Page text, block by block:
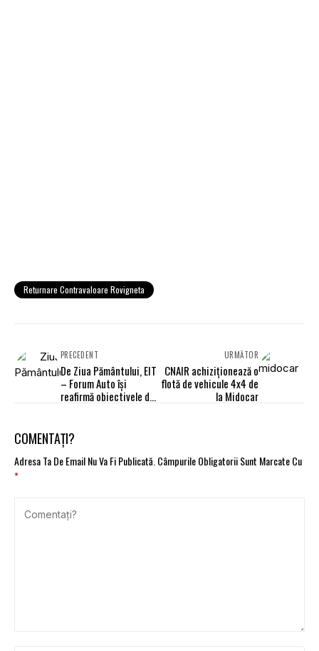
Returnare Contravaloare Rovigneta
PRECEDENT
De Ziua Pământului, EIT
– Forum Auto își
reafirmă obiectivele de
URMĂTOR
CNAIR achiziţionează o
flotă de vehicule 4x4 de
la Midocar
COMENTAȚI?
Adresa Ta De Email Nu Va Fi Publicată.Câmpurile Obligatorii Sunt Marcate Cu
*